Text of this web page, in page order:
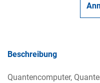
Beschreibung
Quantencomputer,